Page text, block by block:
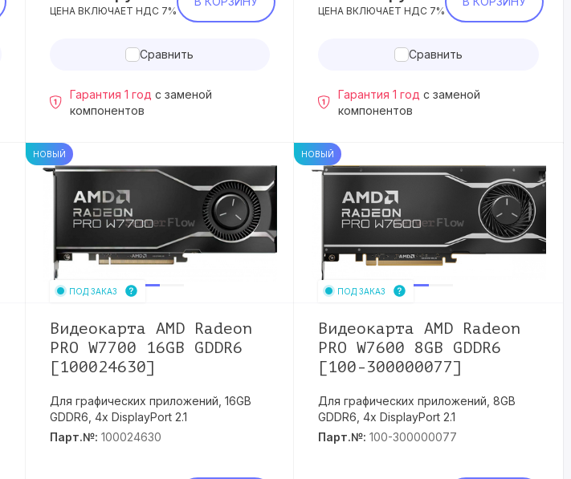
ЦЕНА ВКЛЮЧАЕТ НДС 7%
Сравнить
Гарантия 1 год с заменой
компонентов
ЦЕНА ВКЛЮЧАЕТ НДС 7%
Сравнить
Гарантия 1 год с заменой
компонентов
НОВЫЙ
ПОД ЗАКАЗ
Видеокарта AMD Radeon
PRO W7700 16GB GDDR6
[100024630]
Для графических приложений, 16GB
GDDR6, 4x DisplayPort 2.1
Парт.№: 100024630
НОВЫЙ
ПОД ЗАКАЗ
Видеокарта AMD Radeon
PRO W7600 8GB GDDR6
[100-300000077]
Для графических приложений, 8GB
GDDR6, 4x DisplayPort 2.1
Парт.№: 100-300000077